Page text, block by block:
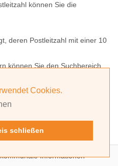
Cookies.
schließen
können Sie die
deren Postleitzahl mit einer 10
können Sie den Suchbereich
die zu dieser
in diesem Fall Berlin.